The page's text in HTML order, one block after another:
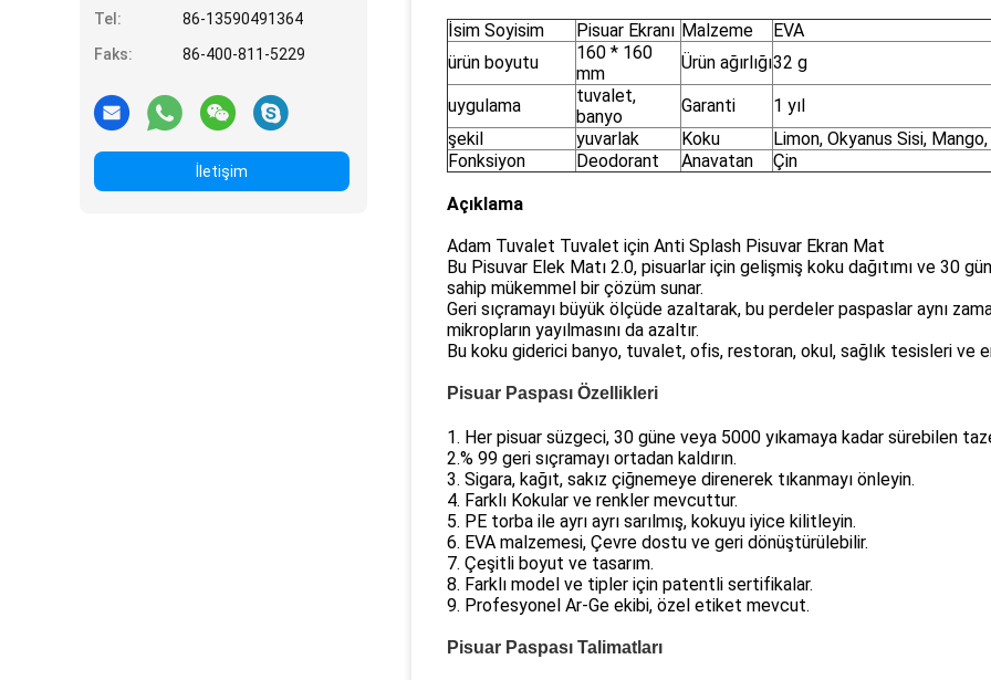
Tel:
86-13590491364
Faks:
86-400-811-5229
İletişim
İsim Soyisim Pisuar Ekranı Malzeme
EVA
ürün boyutu
160 * 160
mm
Ürün ağırlığı32 g
uygulama
tuvalet,
banyo
Garanti
1 yıl
şekil
yuvarlak Koku
Limon, Okyanus Sisi,
Fonksiyon
Deodorant Anavatan Çin
Açıklama
Adam Tuvalet Tuvalet için Anti Splash Pisuvar Ekran Mat
Bu Pisuvar Elek Matı 2.0, pisuarlar için gelişmiş koku dağıtımı ve 30
sahip mükemmel bir çözüm sunar.
Geri sıçramayı büyük ölçüde azaltarak, bu perdeler paspaslar aynı
mikropların yayılmasını da azaltır.
Bu koku giderici banyo, tuvalet, ofis, restoran, okul, sağlık tesisleri ve
Pisuar Paspası Özellikleri
1. Her pisuar süzgeci, 30 güne veya 5000 yıkamaya kadar sürebilen
2.% 99 geri sıçramayı ortadan kaldırın.
3. Sigara, kağıt, sakız çiğnemeye direnerek tıkanmayı önleyin.
4. Farklı Kokular ve renkler mevcuttur.
5. PE torba ile ayrı ayrı sarılmış, kokuyu iyice kilitleyin.
6. EVA malzemesi, Çevre dostu ve geri dönüştürülebilir.
7. Çeşitli boyut ve tasarım.
8. Farklı model ve tipler için patentli sertifikalar.
9. Profesyonel Ar-Ge ekibi, özel etiket mevcut.
Pisuar Paspası Talimatları